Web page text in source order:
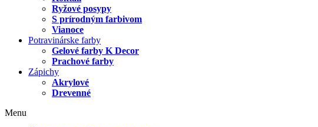
Ryžové posypy
S prírodným farbivom
Vianoce
Potravinárske farby
Gelové farby K Decor
Prachové farby
Zápichy
Akrylové
Drevenné
Menu